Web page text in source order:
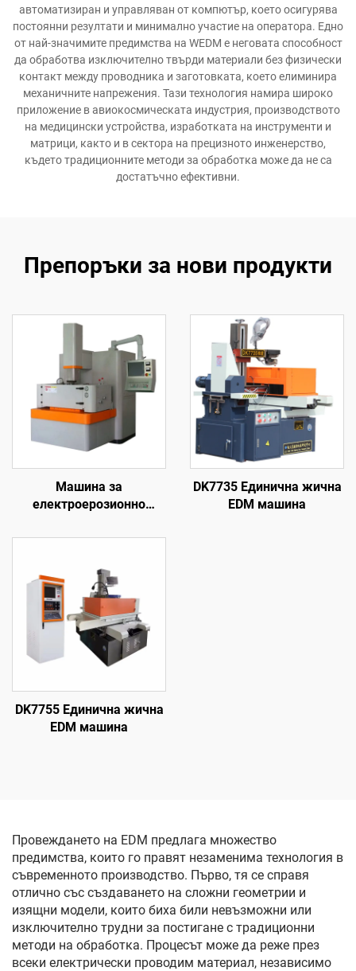
автоматизиран и управляван от компютър, което осигурява
постоянни резултати и минимално участие на оператора. Едно
от най-значимите предимства на WEDM е неговата способност
да обработва изключително твърди материали без физически
контакт между проводника и заготовката, което елиминира
механичните напрежения. Тази технология намира широко
приложение в авиокосмическата индустрия, производството
на медицински устройства, изработката на инструменти и
матрици, както и в сектора на прецизното инженерство,
където традиционните методи за обработка може да не са
достатъчно ефективни.
Препоръки за нови продукти
Машина за
електроерозионно
проникване на формата
DK7735 Единична жична
EDM машина
DK7755 Единична жична
EDM машина
Провеждането на EDM предлага множество
предимства, които го правят незаменима технология в
съвременното производство. Първо, тя се справя
отлично със създаването на сложни геометрии и
изящни модели, които биха били невъзможни или
изключително трудни за постигане с традиционни
методи на обработка. Процесът може да реже през
всеки електрически проводим материал, независимо